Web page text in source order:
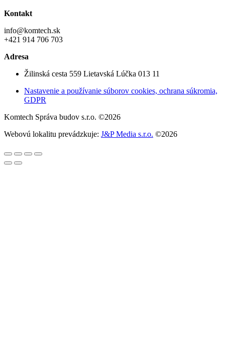
Kontakt
info@komtech.sk
+421 914 706 703
Adresa
Žilinská cesta 559 Lietavská Lúčka 013 11
Nastavenie a používanie súborov cookies, ochrana súkromia,
GDPR
Komtech Správa budov s.r.o. ©2026
Webovú lokalitu prevádzkuje: J&P Media s.r.o. ©2026